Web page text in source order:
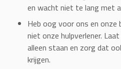
en wacht niet te lang met
Heb oog voor ons en onze
niet onze hulpverlener.
alleen staan en zorg dat
krijgen.